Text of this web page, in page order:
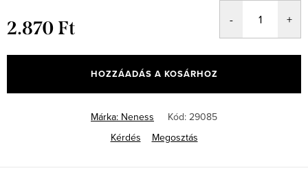
2.870 Ft
HOZZÁADÁS A KOSÁRHOZ
Márka: Neness Kód: 29085
Kérdés
Megosztás